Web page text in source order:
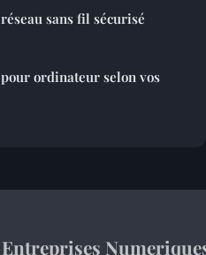
sans fil sécurisé
ordinateur selon vos